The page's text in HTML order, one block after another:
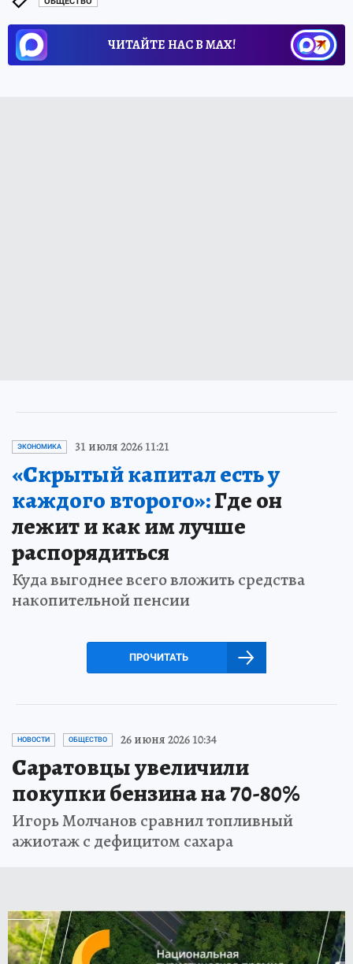
ЧИТАЙТЕ НАС В МАХ!
ЭКОНОМИКА 31 июля 2026 11:21
«Скрытый капитал есть у
каждого второго»:Где он
лежит и как им лучше
распорядиться
Куда выгоднее всего вложить средства
накопительной пенсии
ПРОЧИТАТЬ
НОВОСТИ ОБЩЕСТВО 26 июня 2026 10:34
Саратовцы увеличили
покупки бензина на 70-80%
Игорь Молчанов сравнил топливный
ажиотаж с дефицитом сахара